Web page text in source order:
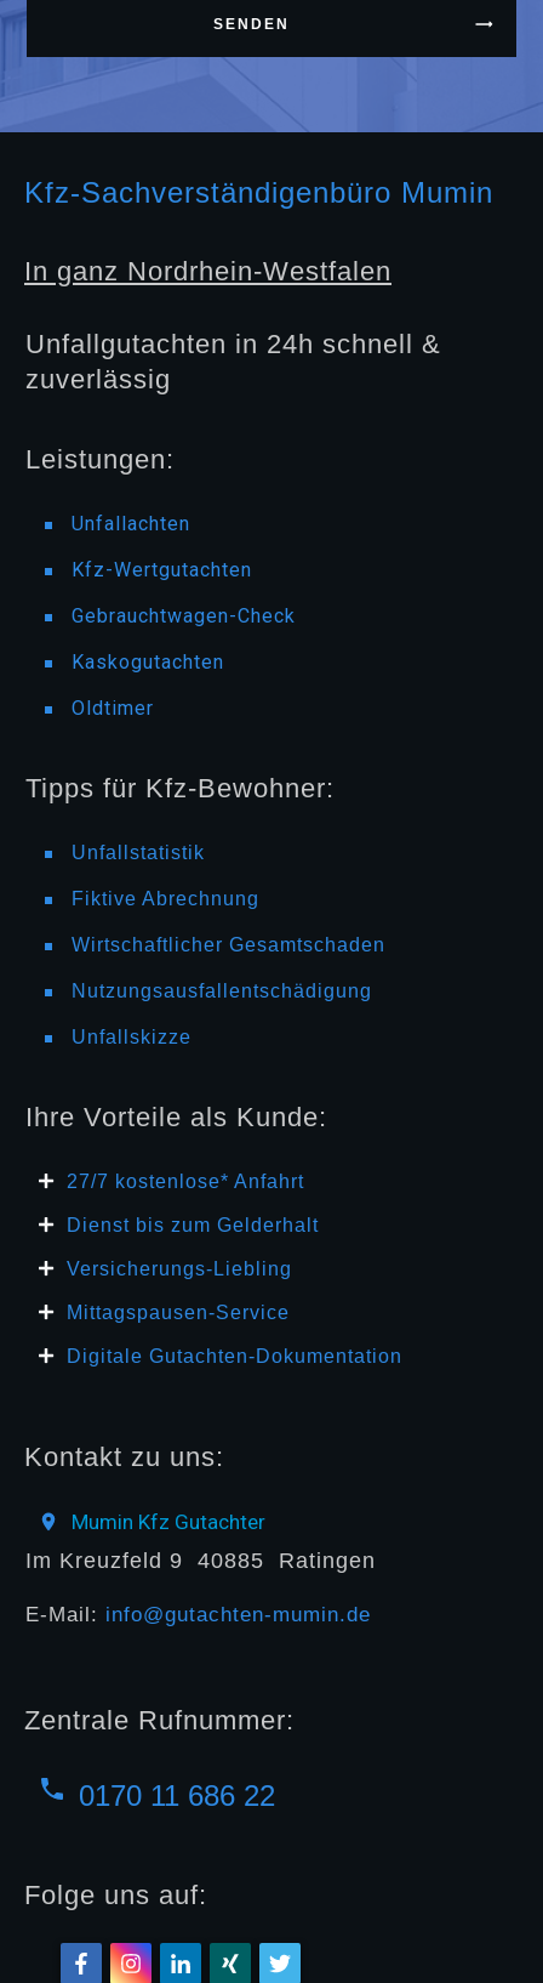
SENDEN
Kfz-Sachverständigenbüro Mumin
In ganz Nordrhein-Westfalen
Unfallgutachten in 24h schnell &
zuverlässig
Leistungen:
Unfallachten
Kfz-Wertgutachten
Gebrauchtwagen-Check
Kaskogutachten
Oldtimer
Tipps für Kfz-Bewohner:
Unfallstatistik
Fiktive Abrechnung
Wirtschaftlicher Gesamtschaden
Nutzungsausfallentschädigung
Unfallskizze
Ihre Vorteile als Kunde:
27/7 kosten lose* Anfahrt
Dienst bis zum Gelderhalt
Versicherungs-Liebling
Mittagspausen-Service
Digitale Gutachten-Dokumentation
Kontakt zu uns:
Mumin Kfz Gutachter
Im Kreuzfeld 9 40885 Ratingen
E-Mail: info@gutachten-mumin.de
Zentrale Rufnummer:
0170 11 686 22
Folge uns auf: